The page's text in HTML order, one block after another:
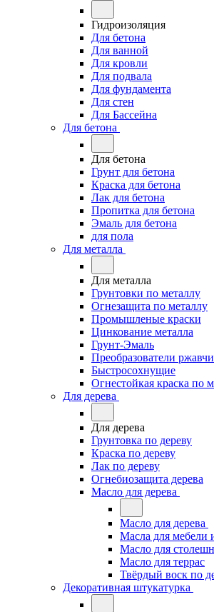
Гидроизоляция
Для бетона
Для ванной
Для кровли
Для подвала
Для фундамента
Для стен
Для Бассейна
Для бетона
Для бетона
Грунт для бетона
Краска для бетона
Лак для бетона
Пропитка для бетона
Эмаль для бетона
для пола
Для металла
Для металла
Грунтовки по металлу
Огнезащита по металлу
Промышленые краски
Цинкование металла
Грунт-Эмаль
Преобразователи
Быстросохнущие
Огнестойкая краска по
Для дерева
Для дерева
Грунтовка по дереву
Краска по дереву
Лак по дереву
Огнебиозащита дерева
Масло для дерева
Масло для дерева
Масла для мебели
Масло для
Масло для террас
Твёрдый воск по
Декоративная штукатурка